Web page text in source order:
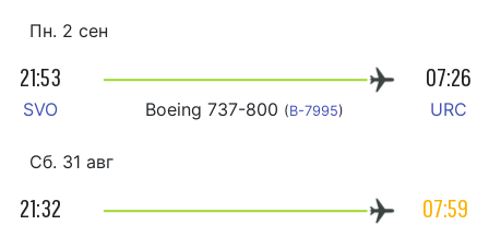
Пн. 2 сен
21:53 07:26
SVO Boeing 737-800 (B-7995) URC
Сб. 31 авг
21:32 07:59